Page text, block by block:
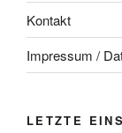
Kontakt
Impressum /
LETZTE